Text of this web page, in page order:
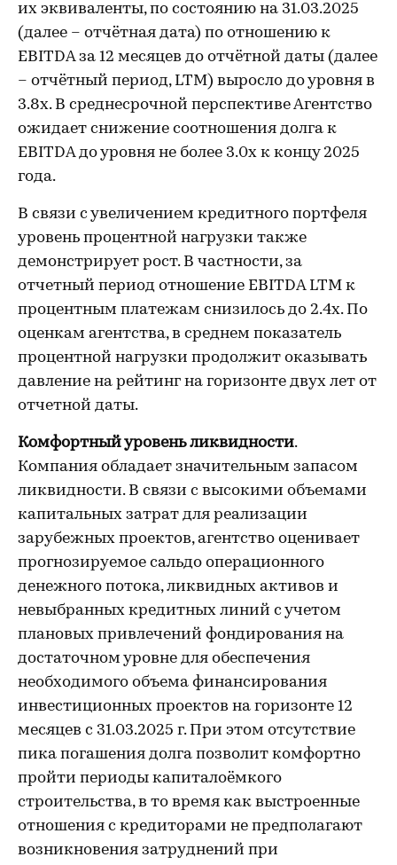
их эквиваленты, по состоянию на 31.03.2025
(далее – отчётная дата) по отношению к
EBITDA за 12 месяцев до отчётной даты (далее
– отчётный период, LTM) выросло до уровня в
3.8х. В среднесрочной перспективе Агентство
ожидает снижение соотношения долга к
EBITDA до уровня не более 3.0х к концу 2025
года.
В связи с увеличением кредитного портфеля
уровень процентной нагрузки также
демонстрирует рост. В частности, за
отчетный период отношение EBITDA LTM к
процентным платежам снизилось до 2.4х. По
оценкам агентства, в среднем показатель
процентной нагрузки продолжит оказывать
давление на рейтинг на горизонте двух лет от
отчетной даты.
Комфортный уровень ликвидности.
Компания обладает значительным запасом
ликвидности. В связи с высокими объемами
капитальных затрат для реализации
зарубежных проектов, агентство оценивает
прогнозируемое сальдо операционного
денежного потока, ликвидных активов и
невыбранных кредитных линий с учетом
плановых привлечений фондирования на
достаточном уровне для обеспечения
необходимого объема финансирования
инвестиционных проектов на горизонте 12
месяцев с 31.03.2025 г. При этом отсутствие
пика погашения долга позволит комфортно
пройти периоды капиталоёмкого
строительства, в то время как выстроенные
отношения с кредиторами не предполагают
возникновения затруднений при